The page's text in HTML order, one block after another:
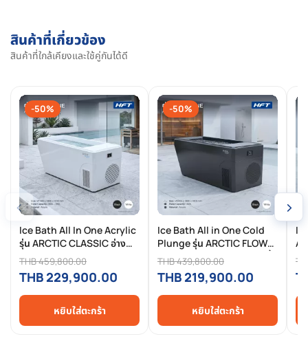
สินค้าที่เกี่ยวข้อง
สินค้าที่ใกล้เคียงและใช้คู่กันได้ดี
‹
-50%
Ice Bath All In One Acrylic
รุ่น ARCTIC CLASSIC อ่าง
Ice Bath พร้อม Chiller ACR
1.0HP
THB 459,800.00
THB 229,900.00
หยิบใส่ตะกร้า
-50%
Ice Bath All in One Cold
Plunge รุ่น ARCTIC FLOW
พร้อม Chiller 1HP | อ่างแช่น้ำ
เย็น Recovery
THB 439,800.00
THB 219,900.00
หยิบใส่ตะกร้า
›